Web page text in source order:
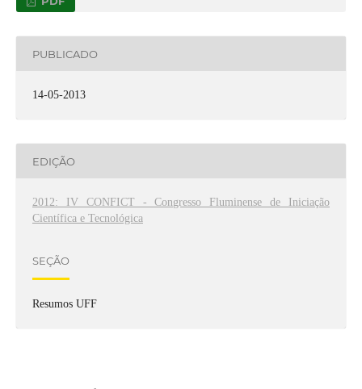
PUBLICADO
14-05-2013
EDIÇÃO
2012: IV CONFICT - Congresso Fluminense de Iniciação
Científica e Tecnológica
SEÇÃO
Resumos UFF